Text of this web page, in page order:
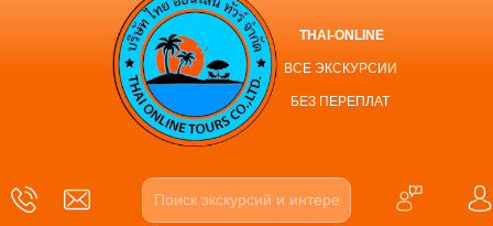
THAI-ONLINE
ВСЕ ЭКСКУРСИИ
БЕЗ ПЕРЕПЛАТ